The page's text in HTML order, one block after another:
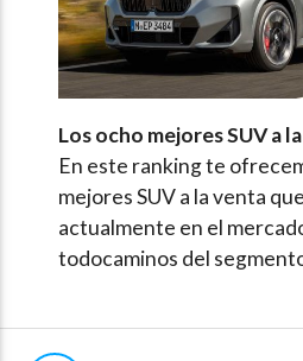
Los ocho mejores SUV a
En este ranking te
mejores SUV a la venta
actualmente en el
todocaminos del